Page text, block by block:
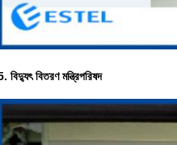
বিদ্যুৎ বিতরণ মন্ত্রিপরিষদ